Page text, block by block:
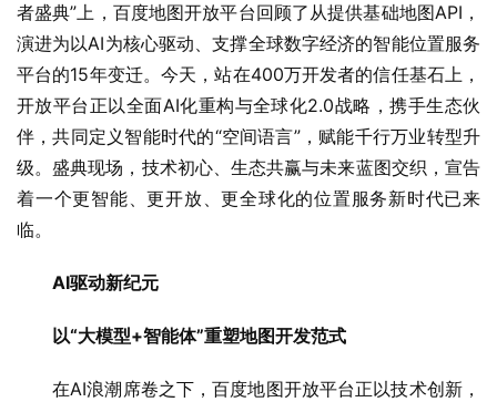
者盛典”上，百度地图开放平台回顾了从提供基础地图API，
演进为以AI为核心驱动、支撑全球数字经济的智能位置服务
平台的15年变迁。今天，站在400万开发者的信任基石上，
开放平台正以全面AI化重构与全球化2.0战略，携手生态伙
伴，共同定义智能时代的“空间语言”，赋能千行万业转型升
级。盛典现场，技术初心、生态共赢与未来蓝图交织，宣告
着一个更智能、更开放、更全球化的位置服务新时代已来
临。
AI驱动新纪元
以“大模型+智能体”重塑地图开发范式
在AI浪潮席卷之下，百度地图开放平台正以技术创新，